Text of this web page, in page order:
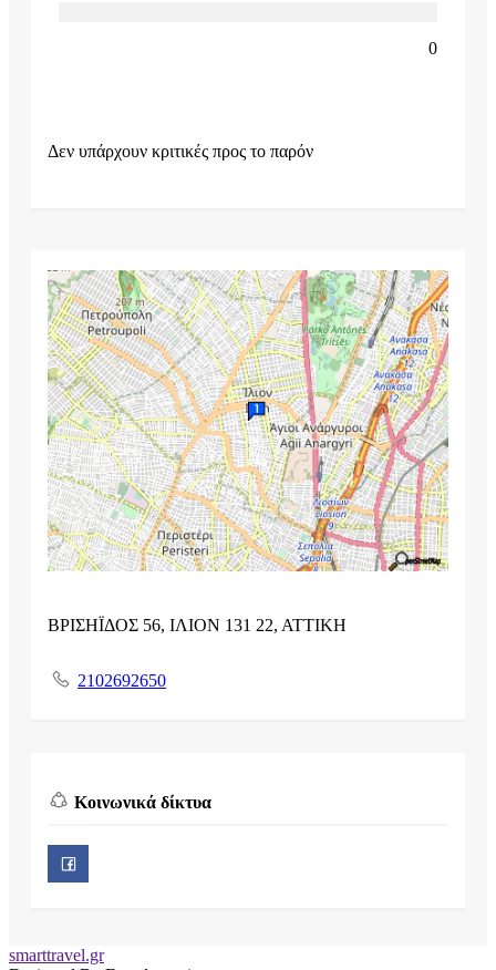
0
Δεν υπάρχουν κριτικές προς το παρόν
ΒΡΙΣΗΪΔΟΣ 56, ΙΛΙΟΝ 131 22, ΑΤΤΙΚΗ
2102692650
Κοινωνικά δίκτυα
smarttravel.gr